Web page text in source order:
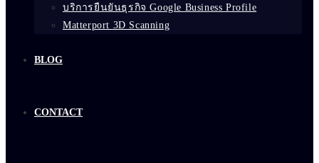
บริการยืนยันธุรกิจ Google Business Profile
Matterport 3D Scanning
BLOG
CONTACT